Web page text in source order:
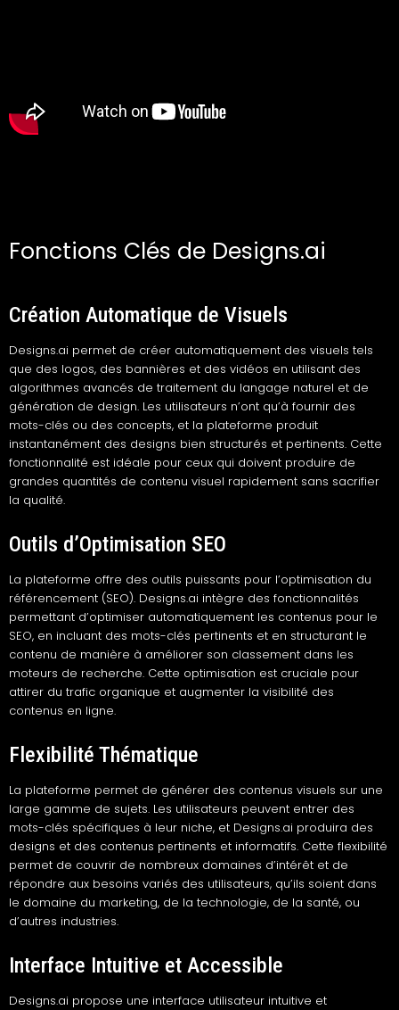
Fonctions Clés de Designs.ai
Création Automatique de Visuels
Designs.ai permet de créer automatiquement des visuels tels
que des logos, des bannières et des vidéos en utilisant des
algorithmes avancés de traitement du langage naturel et de
génération de design. Les utilisateurs n’ont qu’à fournir des
mots-clés ou des concepts, et la plateforme produit
instantanément des designs bien structurés et pertinents. Cette
fonctionnalité est idéale pour ceux qui doivent produire de
grandes quantités de contenu visuel rapidement sans sacrifier
la qualité.
Outils d’Optimisation SEO
La plateforme offre des outils puissants pour l’optimisation du
référencement (SEO). Designs.ai intègre des fonctionnalités
permettant d’optimiser automatiquement les contenus pour le
SEO, en incluant des mots-clés pertinents et en structurant le
contenu de manière à améliorer son classement dans les
moteurs de recherche. Cette optimisation est cruciale pour
attirer du trafic organique et augmenter la visibilité des
contenus en ligne.
Flexibilité Thématique
La plateforme permet de générer des contenus visuels sur une
large gamme de sujets. Les utilisateurs peuvent entrer des
mots-clés spécifiques à leur niche, et Designs.ai produira des
designs et des contenus pertinents et informatifs. Cette flexibilité
permet de couvrir de nombreux domaines d’intérêt et de
répondre aux besoins variés des utilisateurs, qu’ils soient dans
le domaine du marketing, de la technologie, de la santé, ou
d’autres industries.
Interface Intuitive et Accessible
Designs.ai propose une interface utilisateur intuitive et